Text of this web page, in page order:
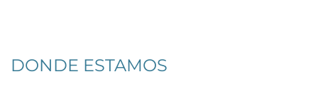
DONDE ESTAMOS